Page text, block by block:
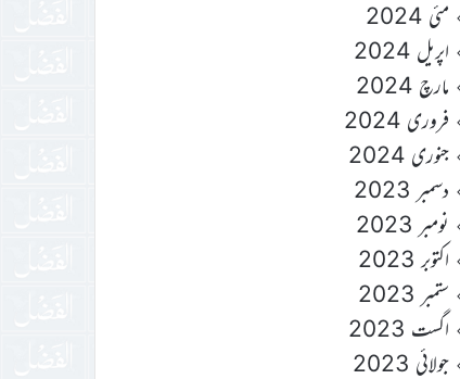
مئی 2024
اپریل 2024
مارچ 2024
فروری 2024
جنوری 2024
دسمبر 2023
نومبر 2023
اکتوبر 2023
ستمبر 2023
اگست 2023
جولائی 2023